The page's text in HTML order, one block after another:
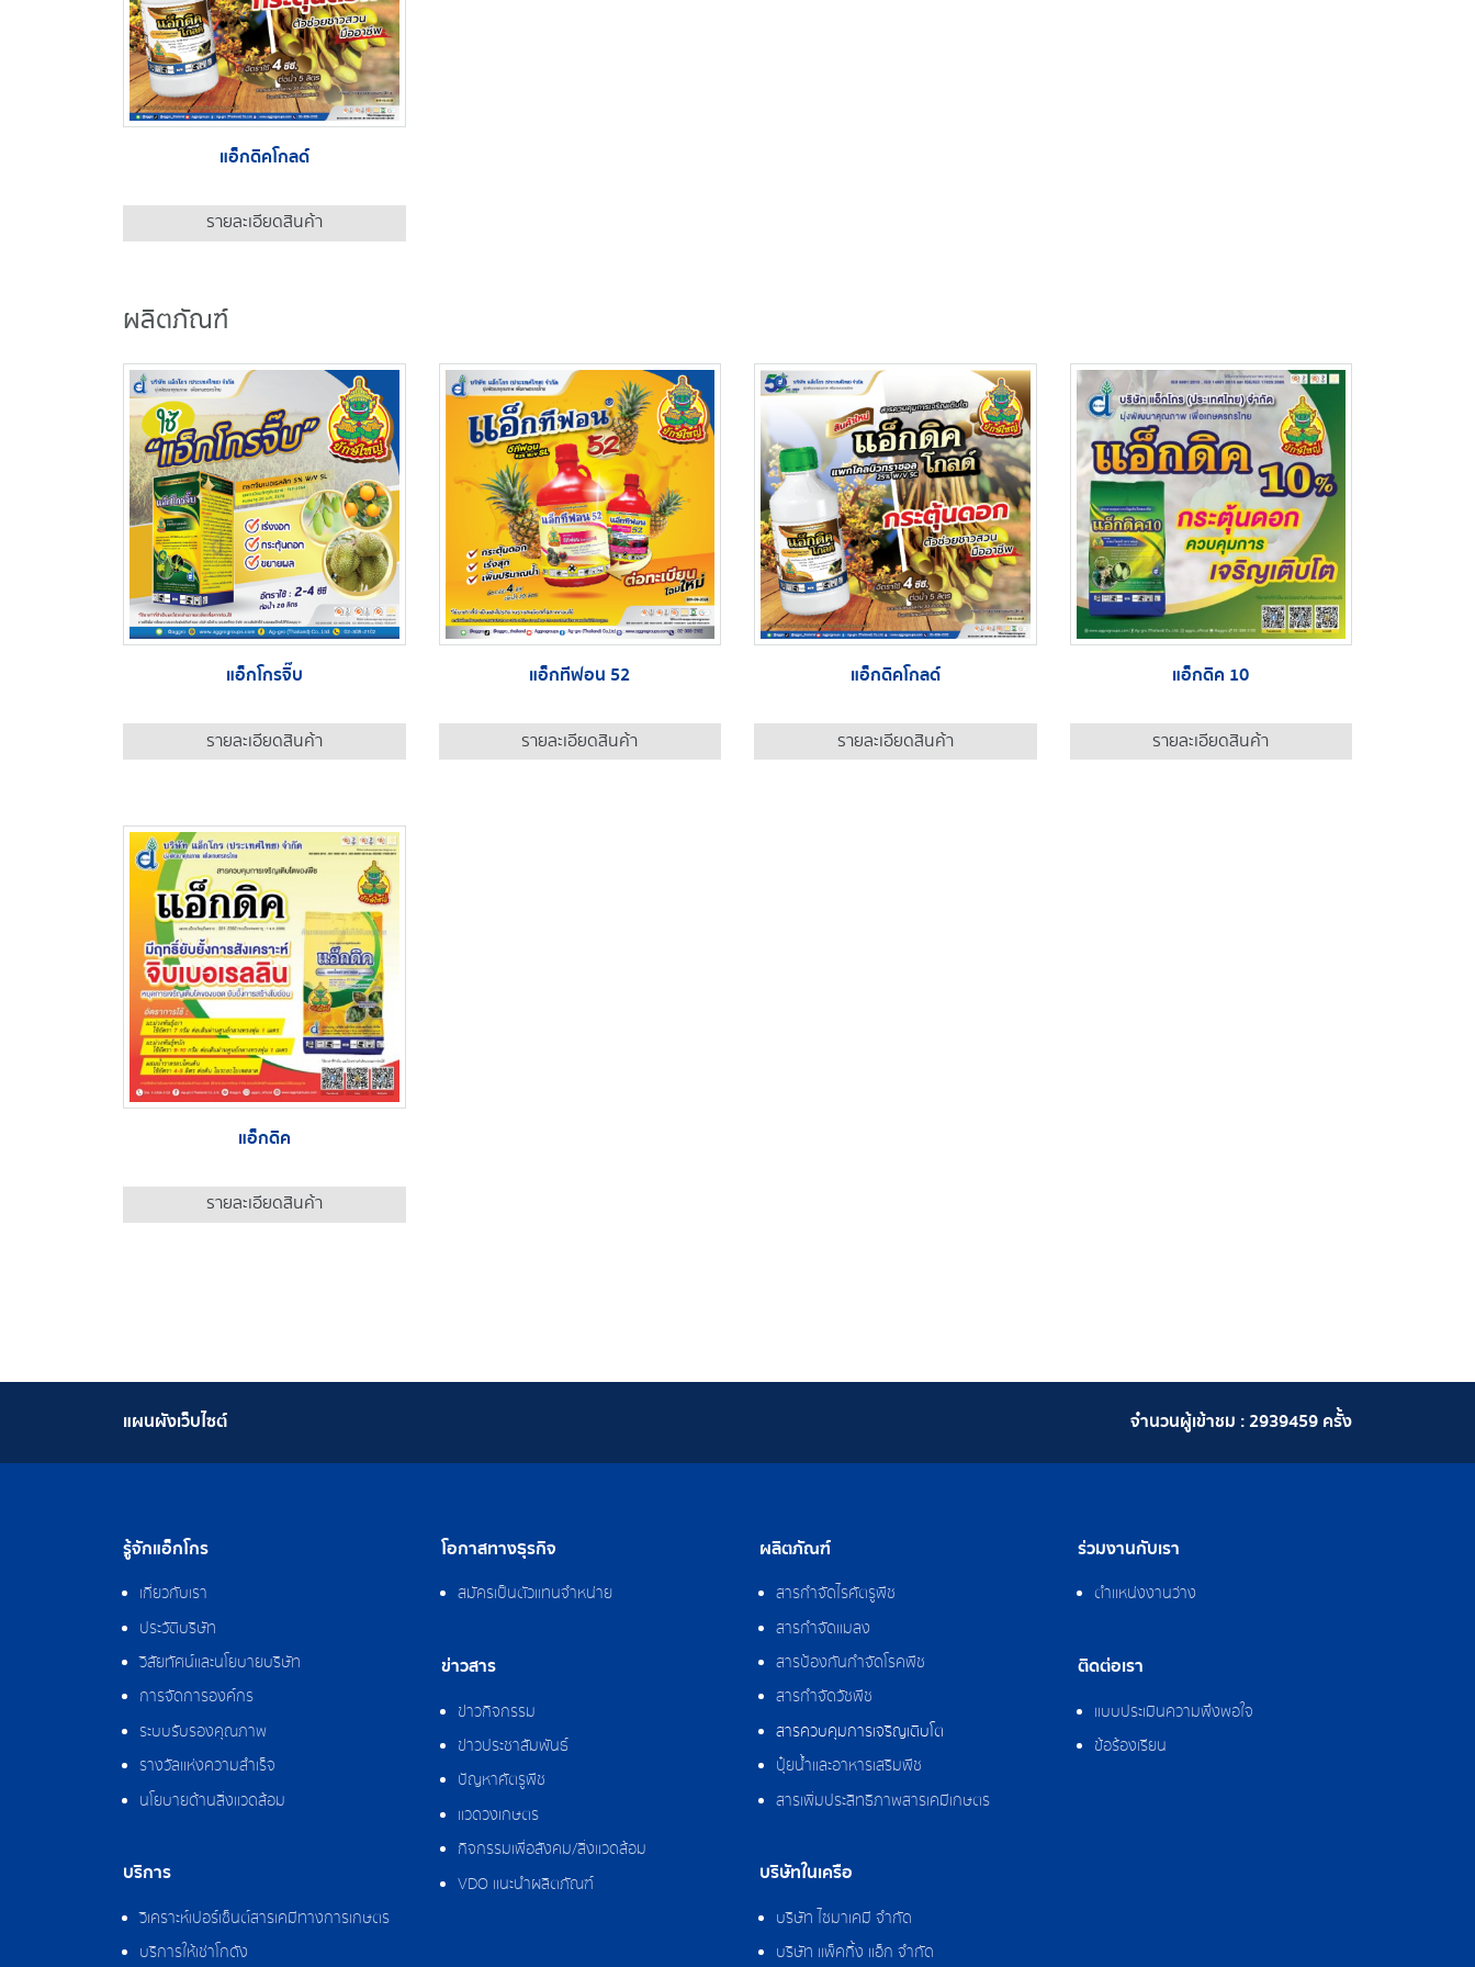
แอ็กดิคโกลด์
รายละเอียดสินค้า
ผลิตภัณฑ์
แอ็กโกรจิ๊บ
รายละเอียดสินค้า
แอ็กทีฟอน 52
รายละเอียดสินค้า
แอ็กดิคโกลด์
รายละเอียดสินค้า
แอ็กดิค 10
รายละเอียดสินค้า
แอ็กดิค
รายละเอียดสินค้า
จำนวนผู้เข้าชม :2939459 ครั้ง
แผนผังเว็บไซต์
รู้จักแอ็กโกร
เกี่ยวกับเรา
ประวัติบริษัท
วิสัยทัศน์และนโยบายบริษัท
การจัดการองค์กร
ระบบรับรองคุณภาพ
รางวัลแห่งความสำเร็จ
นโยบายด้านสิ่งแวดล้อม
บริการ
วิเคราะห์เปอร์เซ็นต์สารเคมีทางการเกษตร
บริการให้เช่าโกดัง
โอกาสทางธุรกิจ
สมัครเป็นตัวแทนจำหน่าย
ข่าวสาร
ข่าวกิจกรรม
ข่าวประชาสัมพันธ์
ปัญหาศัตรูพืช
แวดวงเกษตร
กิจกรรมเพื่อสังคม/สิ่งแวดล้อม
VDO แนะนำผลิตภัณฑ์
ผลิตภัณฑ์
สารกำจัดไรศัตรูพืช
สารกำจัดแมลง
สารป้องกันกำจัดโรคพืช
สารกำจัดวัชพืช
สารควบคุมการเจริญเติบโต
ปุ๋ยน้ำและอาหารเสริมพืช
สารเพิ่มประสิทธิภาพสารเคมีเกษตร
บริษัทในเครือ
บริษัท ไซมาเคมี จำกัด
บริษัท แพ็คกิ้ง แอ็ก จำกัด
ร่วมงานกับเรา
ตำแหน่งงานว่าง
ติดต่อเรา
แบบประเมินความพึงพอใจ
ข้อร้องเรียน